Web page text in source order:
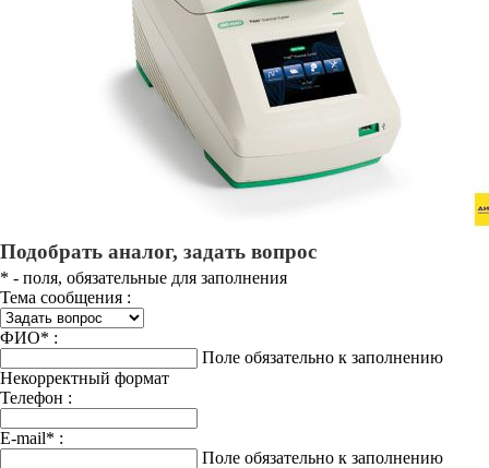
Подобрать аналог, задать вопрос
* - поля, обязательные для заполнения
Тема сообщения :
ФИО* :
Поле обязательно к заполнению
Некорректный формат
Телефон :
E-mail* :
Поле обязательно к заполнению